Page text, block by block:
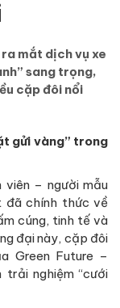
mắt dịch vụ xe
sang trọng,
cặp đôi nổi
gửi vàng” trong
viên – người mẫu
đã chính thức về
cúng, tinh tế và
đại này, cặp đôi
Green Future –
nghiệm “cưới